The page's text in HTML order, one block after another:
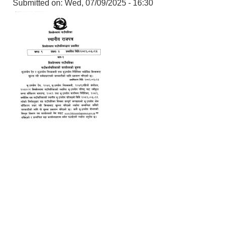
Submitted on: Wed, 07/09/2025 - 16:30